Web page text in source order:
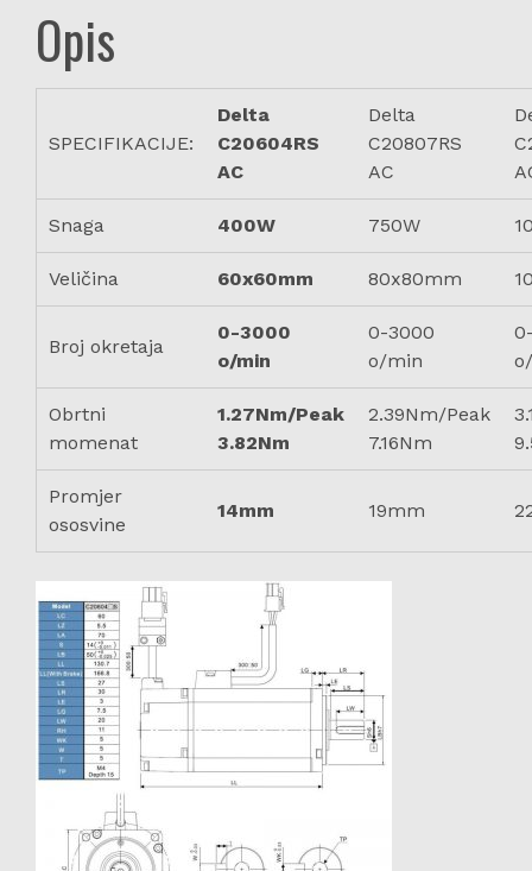
Opis
SPECIFIKACIJE:
Delta
C20604RS
AC
Delta
C20807RS
AC
Snaga 400W 750W
Veličina 60x60mm 80x80mm
Broj okretaja
0-3000
o/min
0-3000
o/min
Obrtni
momenat
1.27Nm/Peak
3.82Nm
2.39Nm/Peak
7.16Nm
Promjer
ososvine
14mm 19mm